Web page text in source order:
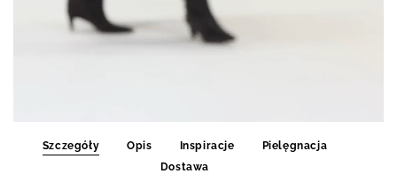
Szczegóły Opis Inspiracje
Pielęgnacja
Dostawa